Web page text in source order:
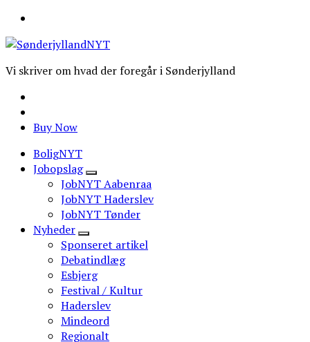
Vi skriver om hvad der foregår i Sønderjylland
Buy Now
BoligNYT
Jobopslag
JobNYT Aabenraa
JobNYT Haderslev
JobNYT Tønder
Nyheder
Sponseret artikel
Debatindlæg
Esbjerg
Festival / Kultur
Haderslev
Mindeord
Regionalt